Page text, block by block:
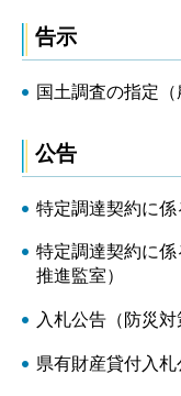
告示
国土調査の指定（
公告
特定調達契約に係
特定調達契約に
推進監室）
入札公告（防災対
県有財産貸付入札